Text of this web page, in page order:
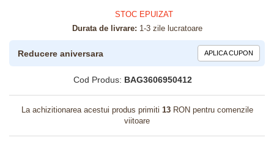
STOC EPUIZAT
Durata de livrare: 1-3 zile lucratoare
Reducere aniversara APLICA CUPON
Cod Produs: BAG3606950412
La achizitionarea acestui produs primiti 13RON pentru comenzile
viitoare